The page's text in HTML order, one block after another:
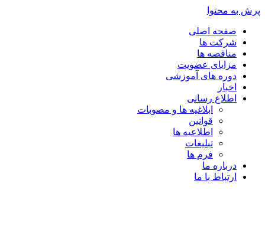
پرش به محتوا
صفحه اصلی
شرکت ها
مناقصه ها
مزایای عضویت
دوره های آموزشی
اخبار
اطلاع رسانی
ابلاغیه ها و مصوبات
قوانین
اطلاعیه ها
تبلیغات
فرم ها
درباره ما
ارتباط با ما